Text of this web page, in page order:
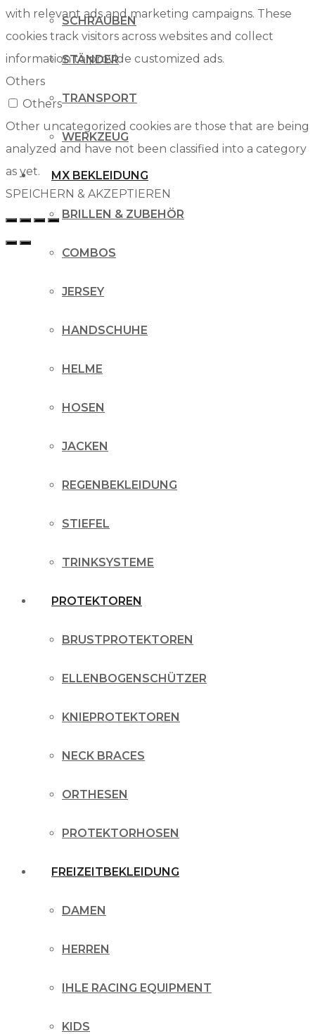
SCHRAUBEN
STÄNDER
TRANSPORT
WERKZEUG
MX BEKLEIDUNG
BRILLEN & ZUBEHÖR
COMBOS
JERSEY
HANDSCHUHE
HELME
HOSEN
JACKEN
REGENBEKLEIDUNG
STIEFEL
TRINKSYSTEME
PROTEKTOREN
BRUSTPROTEKTOREN
ELLENBOGENSCHÜTZER
KNIEPROTEKTOREN
NECK BRACES
ORTHESEN
PROTEKTORHOSEN
FREIZEITBEKLEIDUNG
DAMEN
HERREN
IHLE RACING EQUIPMENT
KIDS
with relevant ads and marketing campaigns. These
cookies track visitors across websites and collect
information to provide customized ads.
Others
Others
Other uncategorized cookies are those that are being
analyzed and have not been classified into a category
as yet.
SPEICHERN & AKZEPTIEREN